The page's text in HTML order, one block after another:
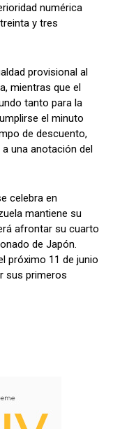
numérica
y tres
provisional al
mientras que el
tanto para la
el minuto
de descuento,
una anotación del
celebra en
mantiene su
afrontar su cuarto
de Japón.
próximo 11 de junio
sus primeros